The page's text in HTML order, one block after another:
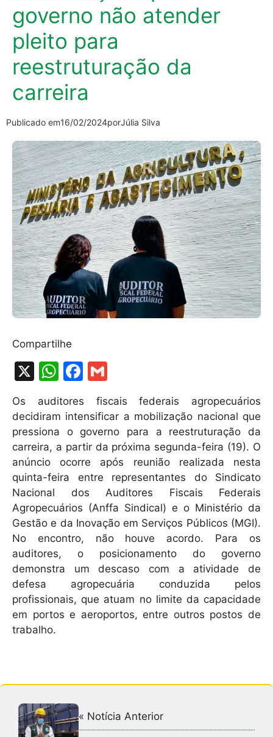
governo não atender
pleito para
reestruturação da
carreira
Publicado em16/02/2024porJúlia Silva
Compartilhe
X
W
at
s
A
p
p
F
c
e
b
o
o
k
m
ai
l
Os auditores fiscais federais agropecuários
decidiram intensificar a mobilização nacional que
pressiona o governo para a reestruturação da
carreira, a partir da próxima segunda-feira (19). O
anúncio ocorre após reunião realizada nesta
quinta-feira entre representantes do Sindicato
Nacional dos Auditores Fiscais Federais
Agropecuários (Anffa Sindical) e o Ministério da
Gestão e da Inovação em Serviços Públicos (MGI).
No encontro, não houve acordo. Para os
auditores, o posicionamento do governo
demonstra um descaso com a atividade de
defesa agropecuária conduzida pelos
profissionais, que atuam no limite da capacidade
em portos e aeroportos, entre outros postos de
trabalho.
« Notícia Anterior